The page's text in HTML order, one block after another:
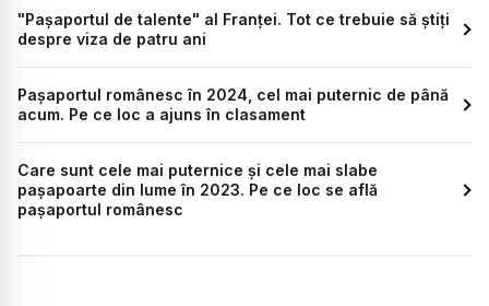
"Pașaportul de talente" al Franței. Tot ce trebuie să știți
despre viza de patru ani
Pașaportul românesc în 2024, cel mai puternic de până
acum. Pe ce loc a ajuns în clasament
Care sunt cele mai puternice și cele mai slabe
pașapoarte din lume în 2023. Pe ce loc se află
pașaportul românesc